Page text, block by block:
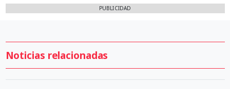
PUBLICIDAD
Noticias relacionadas